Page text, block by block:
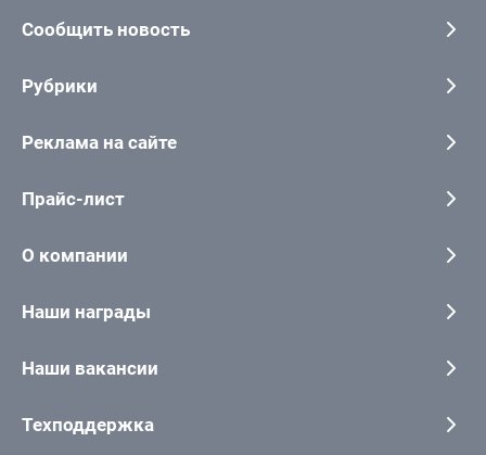
Сообщить новость
Рубрики
Реклама на сайте
Прайс-лист
О компании
Наши награды
Наши вакансии
Техподдержка